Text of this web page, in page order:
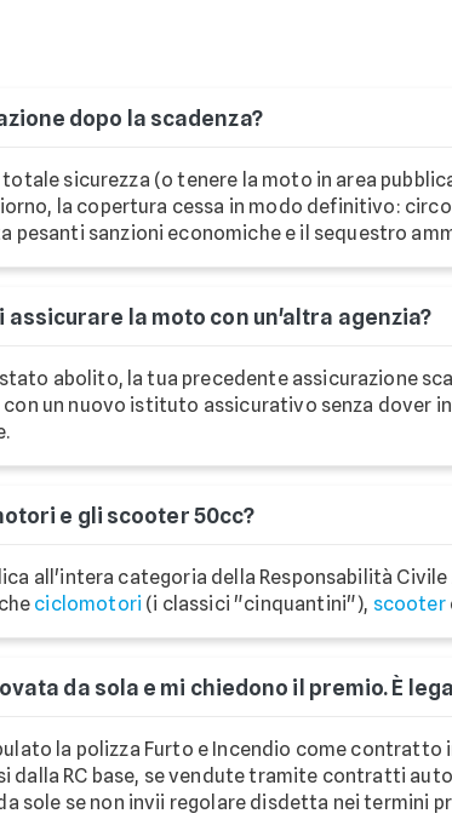
dopo la scadenza?
sicurezza (o tenere la moto in area
la copertura cessa in modo definitivo:
pesanti sanzioni economiche e il sequestro
la moto con un'altra agenzia?
abolito, la tua precedente assicurazione
un nuovo istituto assicurativo senza dover
e gli scooter 50cc?
all'intera categoria della Responsabilità Civile
ciclomotori (i classici "cinquantini"), scooter
da sola e mi chiedono il premio. È
la polizza Furto e Incendio come contratto
dalla RC base, se vendute tramite contratti
sole se non invii regolare disdetta nei termini